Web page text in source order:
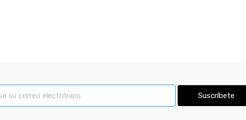
Suscríbete